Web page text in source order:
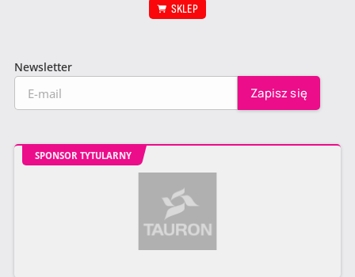
SKLEP
Newsletter
SPONSOR TYTULARNY